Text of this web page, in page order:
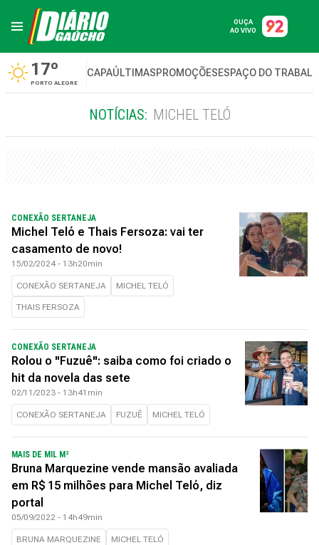
OUÇA
AO VIVO
17º
PORTO ALEGRE
CAPAÚLTIMASPROMOÇÕESESPAÇO DO
NOTÍCIAS: MICHEL TELÓ
CONEXÃO SERTANEJA
Michel Teló e Thais Fersoza: vai ter
casamento de novo!
15/02/2024 - 13h20min
CONEXÃO SERTANEJA MICHEL TELÓ
THAIS FERSOZA
CONEXÃO SERTANEJA
Rolou o "Fuzuê": saiba como foi criado o
hit da novela das sete
02/11/2023 - 13h41min
CONEXÃO SERTANEJA FUZUÊ MICHEL TELÓ
MAIS DE MIL M²
Bruna Marquezine vende mansão avaliada
em R$ 15 milhões para Michel Teló, diz
portal
05/09/2022 - 14h49min
BRUNA MARQUEZINE MICHEL TELÓ